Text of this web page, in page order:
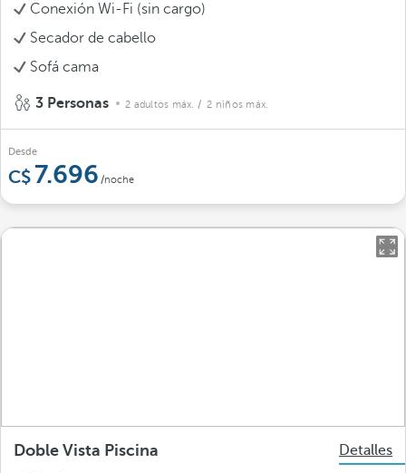
Conexión Wi-Fi (sin cargo)
Secador de cabello
Sofá cama
3 Personas 2 adultos máx. / 2 niños máx.
Desde
7.696 /noche
Doble Vista Piscina
Detalles